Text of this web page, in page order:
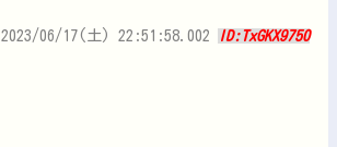
2023/06/17(土) 22:51:58.002 ID:TxGKX9750